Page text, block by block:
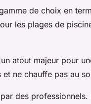
de choix en
les plages de
atout majeur pour
ne chauffe pas au
des professionnels.